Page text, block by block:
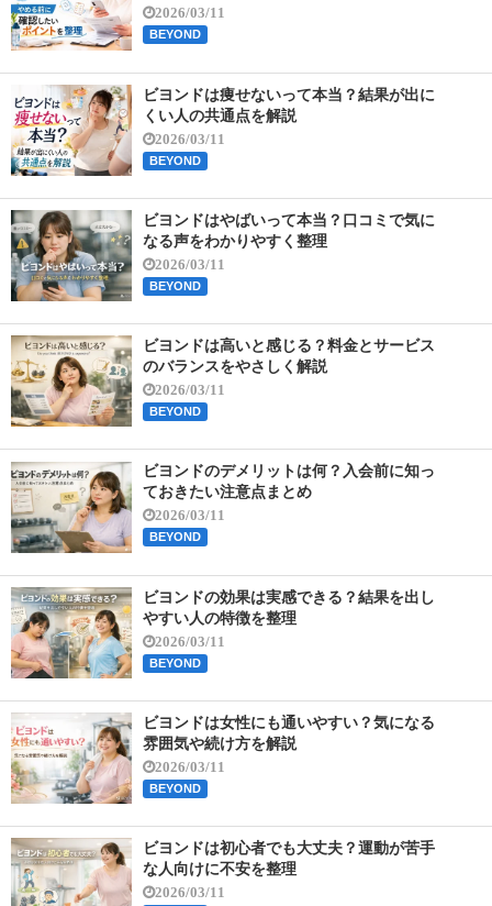
2026/03/11
BEYOND
ビヨンドは痩せないって本当？結果が出に
くい人の共通点を解説
2026/03/11
BEYOND
ビヨンドはやばいって本当？口コミで気に
なる声をわかりやすく整理
2026/03/11
BEYOND
ビヨンドは高いと感じる？料金とサービス
のバランスをやさしく解説
2026/03/11
BEYOND
ビヨンドのデメリットは何？入会前に知っ
ておきたい注意点まとめ
2026/03/11
BEYOND
ビヨンドの効果は実感できる？結果を出し
やすい人の特徴を整理
2026/03/11
BEYOND
ビヨンドは女性にも通いやすい？気になる
雰囲気や続け方を解説
2026/03/11
BEYOND
ビヨンドは初心者でも大丈夫？運動が苦手
な人向けに不安を整理
2026/03/11